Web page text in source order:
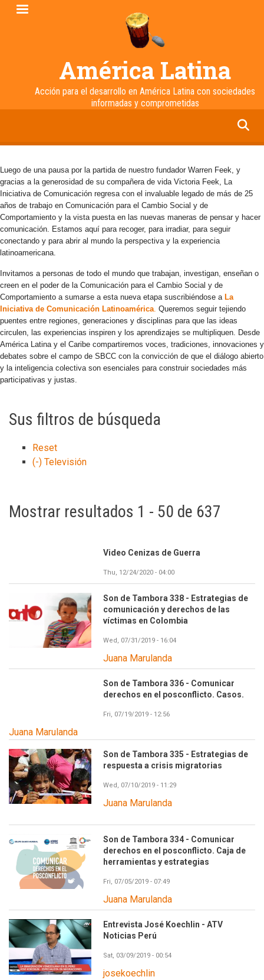
Pasar
América Latina
Acción para el desarrollo en América Latina con sociedades
informadas y comprometidas
Luego de una pausa por la partida de nuestro fundador Warren Feek, y
gracias a la generosidad de su compañera de vida Victoria Feek, La
Iniciativa de Comunicación regresa con el invaluable legado de más de 25
años de trabajo en Comunicación para el Cambio Social y de
Comportamiento y la vista puesta en las nuevas maneras de pensar y hacer
comunicación. Estamos aquí para recoger, para irradiar, para seguir
conectando y para abrir al mundo la perspectiva y la experiencia
latinoamericana.
Invitamos a personas de todo el mundo que trabajan, investigan, enseñan o
creen en el poder de la Comunicación para el Cambio Social y de
Comportamiento a sumarse a esta nueva etapa suscribiéndose a La
Iniciativa de Comunicación Latinoamérica. Queremos seguir tejiendo
puentes entre regiones, generaciones y disciplinas para que las ideas
circulen, las experiencias inspiren y los aprendizajes se multipliquen. Desde
América Latina y el Caribe compartiremos voces, tradiciones, innovaciones y
debates sobre el campo de SBCC con la convicción de que el diálogo abierto
y la inteligencia colectiva son esenciales para construir sociedades más
participativas y justas.
Sus filtros de búsqueda
Reset
(-) Televisión
Mostrar resultados 1 - 50 de 637
Video Cenizas de Guerra
Thu, 12/24/2020 - 04:00
Son de Tambora 338 - Estrategias de
comunicación y derechos de las
víctimas en Colombia
Wed, 07/31/2019 - 16:04
Juana Marulanda
Son de Tambora 336 - Comunicar
derechos en el posconflicto. Casos.
Fri, 07/19/2019 - 12:56
Juana Marulanda
Son de Tambora 335 - Estrategias de
respuesta a crisis migratorias
Wed, 07/10/2019 - 11:29
Juana Marulanda
Son de Tambora 334 - Comunicar
derechos en el posconflicto. Caja de
herramientas y estrategias
Fri, 07/05/2019 - 07:49
Juana Marulanda
Entrevista José Koechlin - ATV
Noticias Perú
Sat, 03/09/2019 - 00:54
josekoechlin